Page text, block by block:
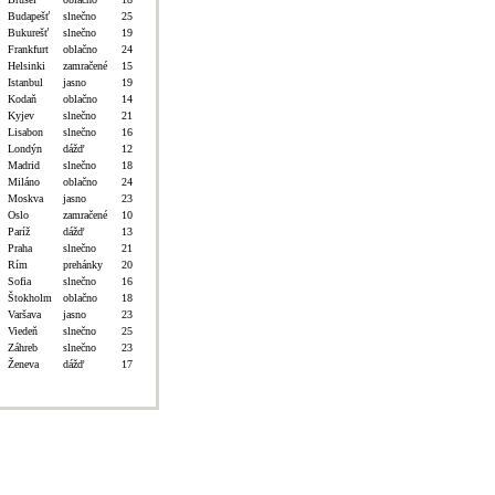
Budapešť
slnečno
25
Bukurešť
slnečno
19
Frankfurt
oblačno
24
Helsinki
zamračené
15
Istanbul
jasno
19
Kodaň
oblačno
14
Kyjev
slnečno
21
Lisabon
slnečno
16
Londýn
dážď
12
Madrid
slnečno
18
Miláno
oblačno
24
Moskva
jasno
23
Oslo
zamračené
10
Paríž
dážď
13
Praha
slnečno
21
Rím
prehánky
20
Sofia
slnečno
16
Štokholm
oblačno
18
Varšava
jasno
23
Viedeň
slnečno
25
Záhreb
slnečno
23
Ženeva
dážď 17